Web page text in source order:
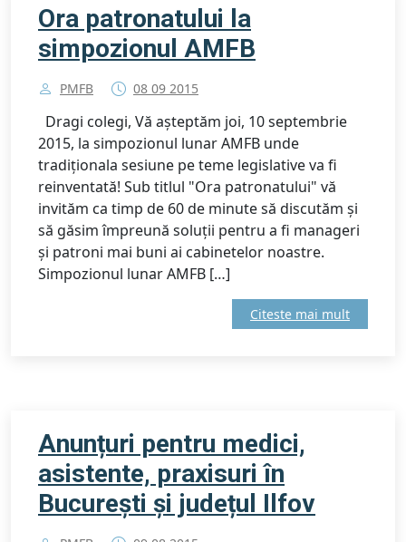
Ora patronatului la
simpozionul AMFB
PMFB 08 09 2015
Dragi colegi, Vă așteptăm joi, 10 septembrie
2015, la simpozionul lunar AMFB unde
tradiționala sesiune pe teme legislative va fi
reinventată! Sub titlul "Ora patronatului" vă
invităm ca timp de 60 de minute să discutăm și
să găsim împreună soluții pentru a fi manageri
și patroni mai buni ai cabinetelor noastre.
Simpozionul lunar AMFB […]
Citeste mai mult
Anunțuri pentru medici,
asistente, praxisuri în
București și județul Ilfov